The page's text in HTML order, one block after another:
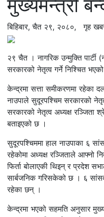
मुख्यमन्त्री
बिहिबार, चैत २९, २०८०, गृह
२९ चैत । नागरिक उन्मुक्ति पार्टी
सरकारको नेतृत्व गर्ने निश्चित
केन्द्रमा सत्ता समीकरणमा रहेका
नाउपाले सुदूरपश्चिम सरकारको
सरकारको नेतृत्व अध्यक्ष रञ्जिता
बताइएको छ ।
सुदूरपश्चिममा हाल नाउपाका ६
रहेकोमा अध्यक्ष रञ्जिताले आफ्नो
फिर्ता बोलाएकी थिइन् र प्रदेश
सार्बजनिक गरिसकेको छ । ६
रहेका छन् ।
केन्द्रमा भएको सहमति अनुसार